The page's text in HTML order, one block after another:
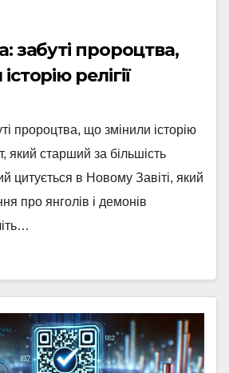
забуті пророцтва,
релігії
пророцтва, що змінили історію
який старший за більшість
цитується в Новому Завіті, який
про янголів і демонів